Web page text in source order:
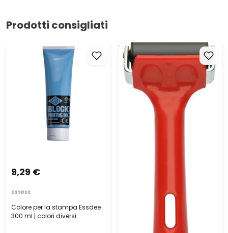
Prodotti consigliati
Colore per la stampa Essdee
300 ml | colori diversi
Colore per la stampa Essdee
300 ml | colori diversi
9,29 €
ESSDEE
ESSDEE rullo per linoleografia
- 50 mm